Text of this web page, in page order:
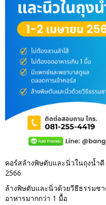
คอร์สล้างพิษตับและนิ่วในถุงน้ำดี
2566
ล้างพิษตับและนิ่วด้วยวีธีธรรมช
อาหารมากกว่า 1 มื้อ